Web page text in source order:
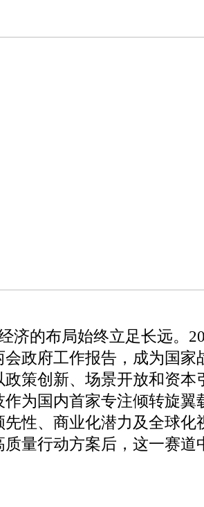
济的布局始终立足长远。
会政府工作报告，成为国家
策创新、场景开放和资本
为国内首家专注倾转旋翼
先性、商业化潜力及全球化
质量行动方案后，这一赛道